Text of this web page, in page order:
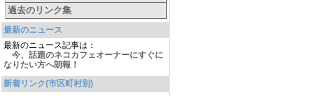
過去のリンク集
最新のニュース
最新のニュース記事は：
今、話題のネコカフェオーナーにすぐに
なりたい方へ朗報！
新着リンク(市区町村別)